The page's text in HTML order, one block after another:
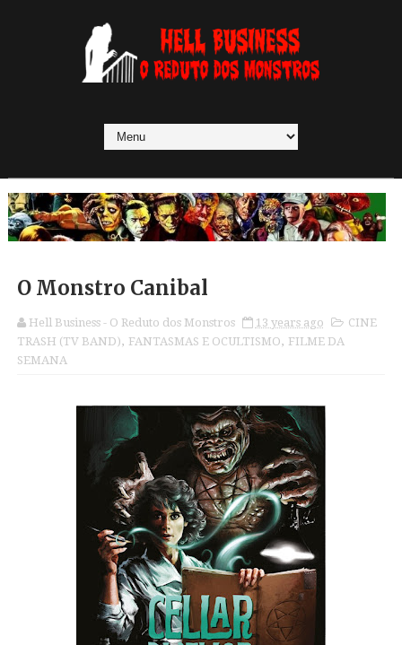
O Monstro Canibal
Hell Business - O Reduto dos Monstros 13 years ago
CINE
TRASH (TV BAND), FANTASMAS E OCULTISMO, FILME DA
SEMANA